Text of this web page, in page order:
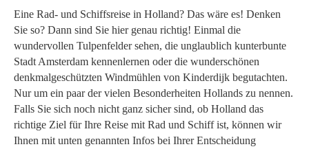
Eine Rad- und Schiffsreise in Holland? Das wäre es! Denken
Sie so? Dann sind Sie hier genau richtig! Einmal die
wundervollen Tulpenfelder sehen, die unglaublich kunterbunte
Stadt Amsterdam kennenlernen oder die wunderschönen
denkmalgeschützten Windmühlen von Kinderdijk begutachten.
Nur um ein paar der vielen Besonderheiten Hollands zu nennen.
Falls Sie sich noch nicht ganz sicher sind, ob Holland das
richtige Ziel für Ihre Reise mit Rad und Schiff ist, können wir
Ihnen mit unten genannten Infos bei Ihrer Entscheidung